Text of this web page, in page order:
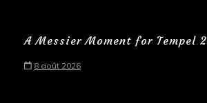
A Messier Moment for Tempel 2
8 août 2026